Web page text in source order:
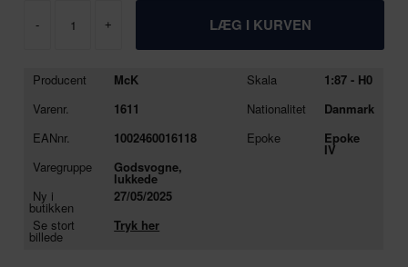
- +
Producent
McK
Varenr.
1611
EANnr.
1002460016118
Varegruppe
Godsvogne,
lukkede
Ny i
butikken
27/05/2025
Se stort
billede
Tryk her
Skala
1:87 - H0
Nationalitet
Danmark
Epoke
Epoke
IV